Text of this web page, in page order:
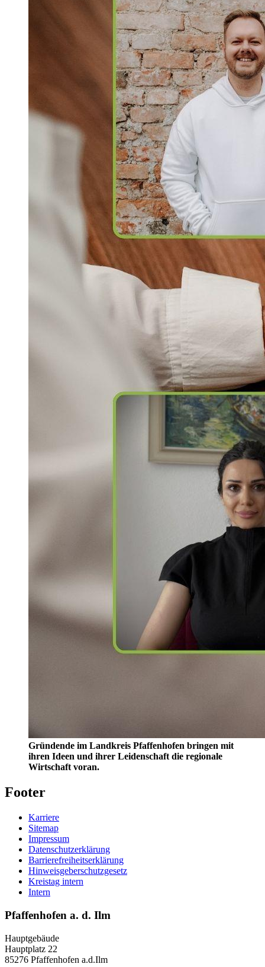
Gründende im Landkreis Pfaffenhofen bringen mit
ihren Ideen und ihrer Leidenschaft die regionale
Wirtschaft voran.
Footer
Karriere
Sitemap
Impressum
Datenschutzerklärung
Barrierefreiheitserklärung
Hinweisgeberschutzgesetz
Kreistag intern
Intern
Pfaffenhofen a. d. Ilm
Hauptgebäude
Hauptplatz 22
85276 Pfaffenhofen a.d.Ilm